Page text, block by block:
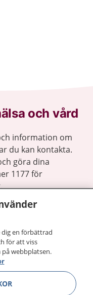
och vård
information om
du kan kontakta.
göra dina
1177 för
Visa
dig en förbättrad
för att viss
webbplatsen.